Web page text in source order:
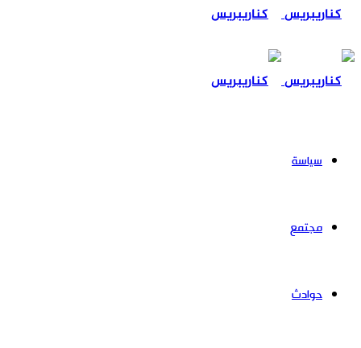
سياسة
مجتمع
حوادث